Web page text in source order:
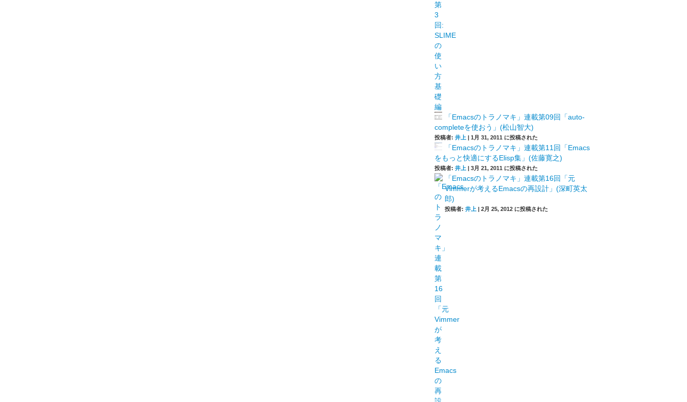
「Emacsのトラノマキ」連載第09回「auto-
completeを使おう」(松山智大)
投稿者:井上 |1月 31, 2011 に投稿された
「Emacsのトラノマキ」連載第11回「Emacs
をもっと快適にするElisp集」(佐藤寛之)
投稿者:井上 |3月 21, 2011 に投稿された
「Emacsのトラノマキ」連載第16回「元
Vimmerが考えるEmacsの再設計」(深町英太
郎)
投稿者:井上 |2月 25, 2012 に投稿された